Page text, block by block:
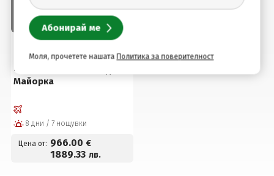
Септемврийски празници
- Почивка на Палма де
Майорка
8 дни / 7 нощувки
Цена от: 966.00 €
1889.33 лв.
Моля, прочетете нашата Политика за поверителност